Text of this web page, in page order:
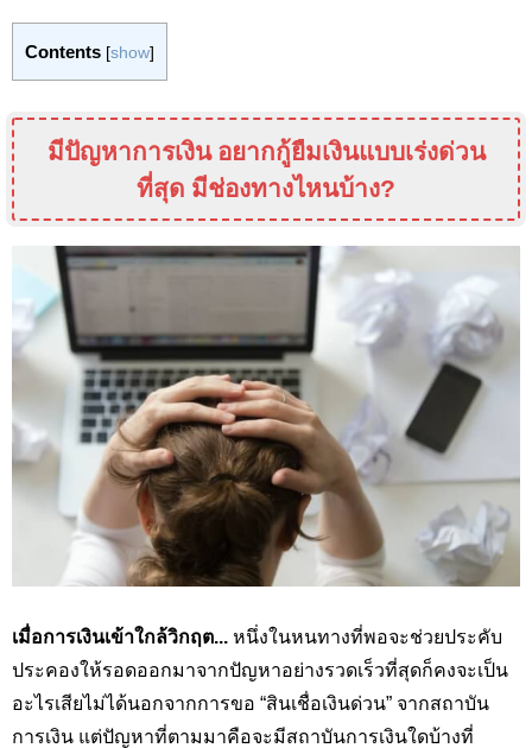
Contents [show]
มีปัญหาการเงิน อยากกู้ยืมเงินแบบเร่งด่วน
ที่สุด มีช่องทางไหนบ้าง?
เมื่อการเงินเข้าใกล้วิกฤต... หนึ่งในหนทางที่พอจะช่วยประคับ
ประคองให้รอดออกมาจากปัญหาอย่างรวดเร็วที่สุดก็คงจะเป็น
อะไรเสียไม่ได้นอกจากการขอ “สินเชื่อเงินด่วน” จากสถาบัน
การเงิน แต่ปัญหาที่ตามมาคือจะมีสถาบันการเงินใดบ้างที่